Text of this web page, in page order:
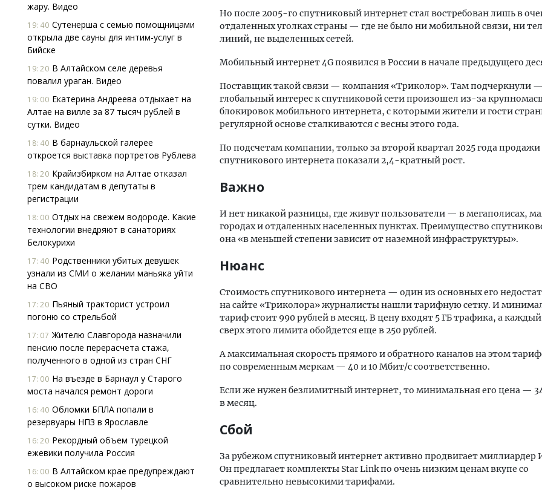
жару. Видео
19:40 Сутенерша с семью помощницами
открыла две сауны для интим-услуг в
Бийске
19:20 В Алтайском селе деревья
повалил ураган. Видео
19:00 Екатерина Андреева отдыхает на
Алтае на вилле за 87 тысяч рублей в
сутки. Видео
18:40 В барнаульской галерее
откроется выставка портретов Рублева
18:20 Крайизбирком на Алтае отказал
трем кандидатам в депутаты в
регистрации
18:00 Отдых на свежем водороде. Какие
технологии внедряют в санаториях
Белокурихи
17:40 Родственники убитых девушек
узнали из СМИ о желании маньяка уйти
на СВО
17:20 Пьяный тракторист устроил
погоню со стрельбой
17:07 Жителю Славгорода назначили
пенсию после перерасчета стажа,
полученного в одной из стран СНГ
17:00 На въезде в Барнаул у Старого
моста начался ремонт дороги
16:40 Обломки БПЛА попали в
резервуары НПЗ в Ярославле
16:20 Рекордный объем турецкой
ежевики получила Россия
16:00 В Алтайском крае предупреждают
о высоком риске пожаров
Но после 2005-го спутниковый интернет стал востребован лишь в
отдаленных уголках страны — где не было ни мобильной связи, ни
линий, не выделенных сетей.
Мобильный интернет 4G появился в России в начале предыдущего
Поставщик такой связи — компания «Триколор». Там подчеркнули —
глобальный интерес к спутниковой сети произошел из-за
блокировок мобильного интернета, с которыми жители и гости
регулярной основе сталкиваются с весны этого года.
По подсчетам компании, только за второй квартал 2025 года
спутникового интернета показали 2,4-кратный рост.
Важно
И нет никакой разницы, где живут пользователи — в мегаполисах,
городах и отдаленных населенных пунктах. Преимущество
она «в меньшей степени зависит от наземной инфраструктуры».
Нюанс
Стоимость спутникового интернета — один из основных его
на сайте «Триколора» журналисты нашли тарифную сетку. И
тариф стоит 990 рублей в месяц. В цену входят 5 ГБ трафика, а каждый
сверх этого лимита обойдется еще в 250 рублей.
А максимальная скорость прямого и обратного каналов на этом
по современным меркам — 40 и 10 Мбит/с соответственно.
Если же нужен безлимитный интернет, то минимальная его цена —
в месяц.
Сбой
За рубежом спутниковый интернет активно продвигает миллиардер
Он предлагает комплекты Star Link по очень низким ценам вкупе со
сравнительно невысокими тарифами.